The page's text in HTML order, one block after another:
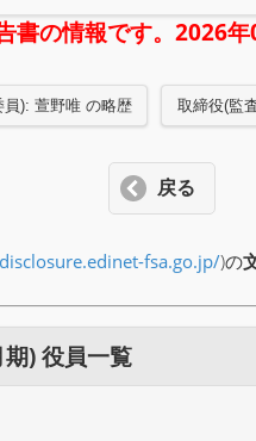
の情報です。2026
員): 萱野唯 の略歴 取締役(監
戻る
fsa.go.jp/)の
) 役員一覧